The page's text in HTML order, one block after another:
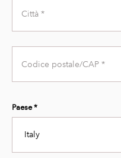
City
Zip
Paese *
Italy